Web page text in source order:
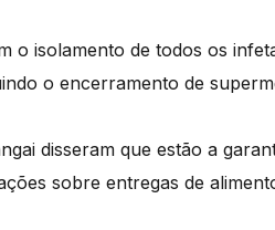
o isolamento de todos os
o encerramento de
disseram que estão a
sobre entregas de